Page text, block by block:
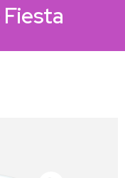
Fiesta